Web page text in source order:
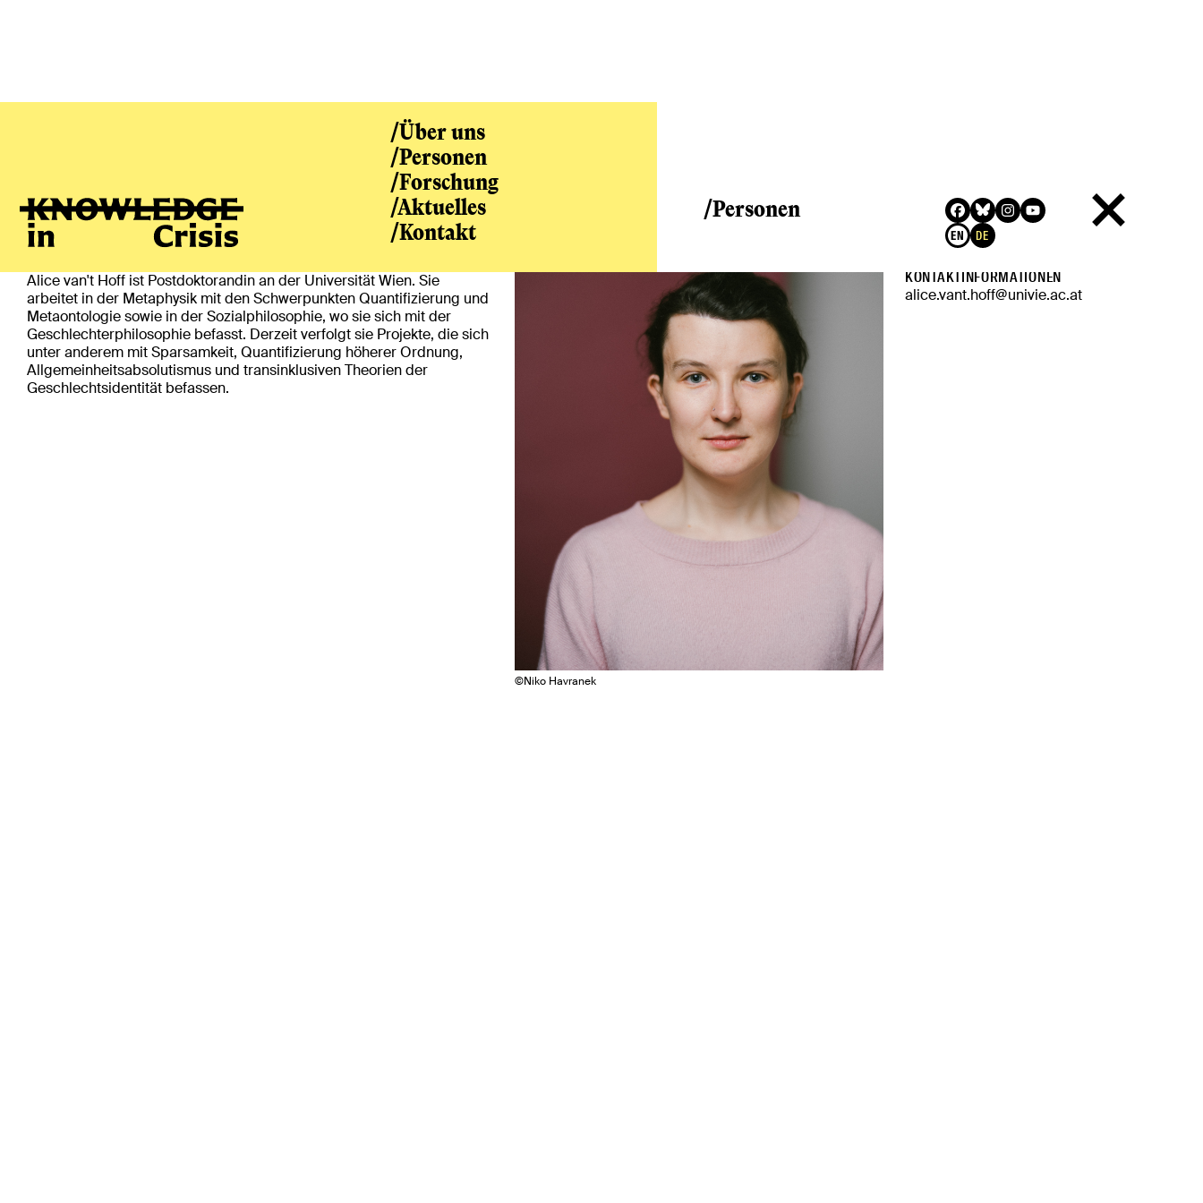
/Personen
EN DE
/Über uns
/Personen
/Forschung
/Aktuelles
/Kontakt
Alice van't Hoff
Alice van't Hoff ist Postdoktorandin an der Universität Wien. Sie
arbeitet in der Metaphysik mit den Schwerpunkten Quantifizierung und
Metaontologie sowie in der Sozialphilosophie, wo sie sich mit der
Geschlechterphilosophie befasst. Derzeit verfolgt sie Projekte, die sich
unter anderem mit Sparsamkeit, Quantifizierung höherer Ordnung,
Allgemeinheitsabsolutismus und transinklusiven Theorien der
Geschlechtsidentität befassen.
©Niko Havranek
PhD, Princeton University
LINKS ZUM THEMA
Website
KONTAKTINFORMATIONEN
alice.vant.hoff@univie.ac.at